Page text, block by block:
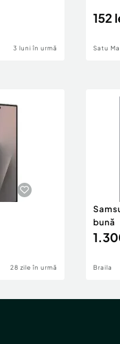
3 luni în urmă
152
Satu
28 zile în urmă
bună
Braila